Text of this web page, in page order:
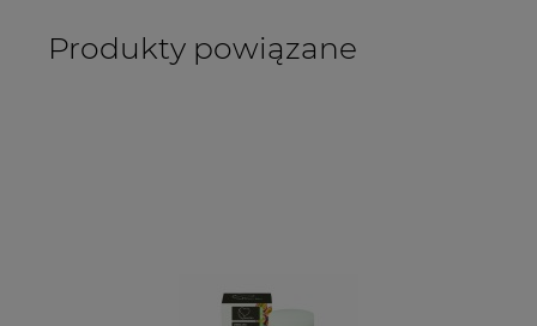
Produkty powiązane